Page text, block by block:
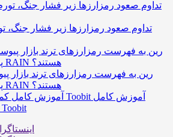
تداوم صعود رمزارزها زیر فشار
رین به فهرست رمزارزهای ترند بازار
پشت صعود قیمت RAIN هستند؟
آموزش کامل
کمپین جام جهانی Toobit